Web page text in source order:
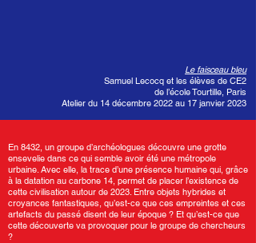
Le faisceau bleu
Samuel Lecocq et les élèves de CE2
de l’école Tourtille, Paris
Atelier du 14 décembre 2022 au 17 janvier 2023
En 8432, un groupe d’archéologues découvre une grotte
ensevelie dans ce qui semble avoir été une métropole
urbaine. Avec elle, la trace d’une présence humaine qui, grâce
à la datation au carbone 14, permet de placer l’existence de
cette civilisation autour de 2023. Entre objets hybrides et
croyances fantastiques, qu’est-ce que ces empreintes et ces
artefacts du passé disent de leur époque ? Et qu’est-ce que
cette découverte va provoquer pour le groupe de chercheurs
?